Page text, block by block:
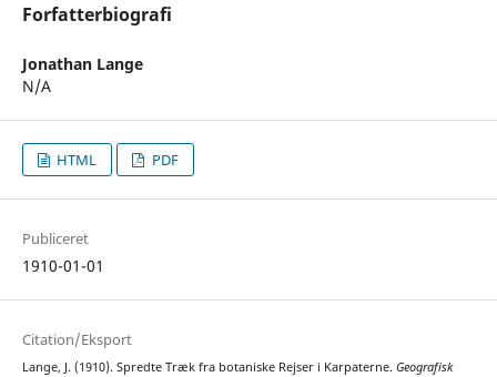
Forfatterbiografi
Jonathan Lange
N/A
HTML PDF
Publiceret
1910-01-01
Citation/Eksport
Lange, J. (1910). Spredte Træk fra botaniske Rejser i Karpaterne. Geografisk